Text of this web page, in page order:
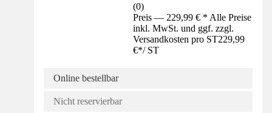
(0)
Preis — 229,99 € * Alle Preise
inkl. MwSt. und ggf. zzgl.
Versandkosten pro ST229,99
€*/ ST
Online bestellbar
Nicht reservierbar